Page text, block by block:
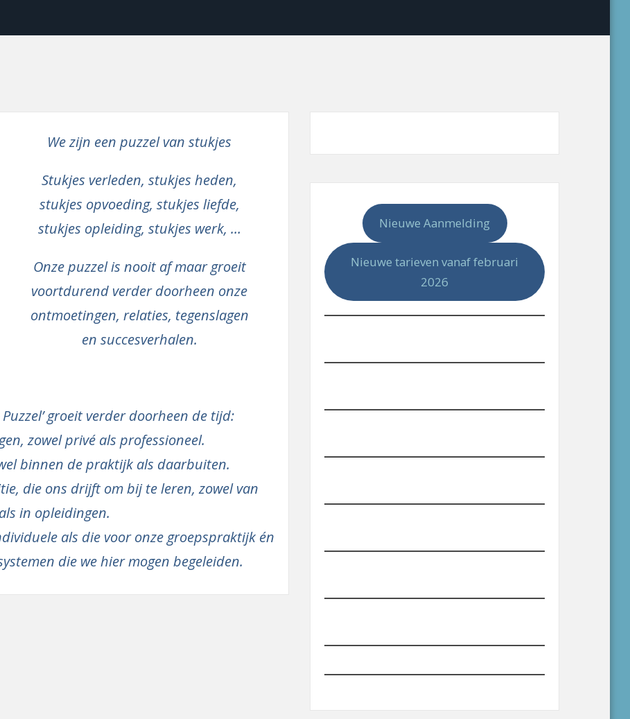
We zijn een puzzel van stukjes
Stukjes verleden, stukjes heden,
stukjes opvoeding, stukjes liefde,
stukjes opleiding, stukjes werk, …
Onze puzzel is nooit af maar groeit
voortdurend verder doorheen onze
ontmoetingen, relaties, tegenslagen
en succesverhalen.
groeit verder doorheen de tijd:
zowel privé als professioneel.
binnen de praktijk als daarbuiten.
die ons drijft om bij te leren, zowel van
in opleidingen.
als die voor onze groepspraktijk én
die we hier mogen begeleiden.
Nieuwe Aanmelding
Nieuwe tarieven vanaf februari
2026